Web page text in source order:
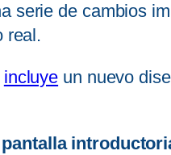
serie de cambios
real.
incluye un nuevo